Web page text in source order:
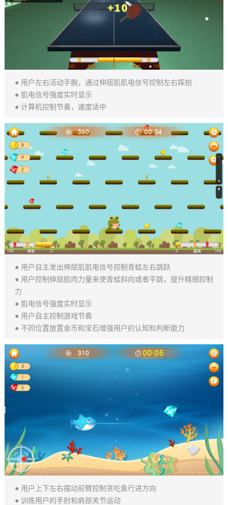
● 用户左右活动手腕，通过伸屈肌肌电信号控制左右挥拍
● 肌电信号强度实时显示
● 计算机控制节奏，速度适中
● 用户自主发出伸屈肌肌电信号控制青蛙左右跳跃
● 用户控制伸屈肌肉力量来使青蛙斜向或者平跳，提升精细控制
力
● 肌电信号强度实时显示
● 用户自主控制游戏节奏
● 不同位置放置金币和宝石增强用户的认知和判断能力
● 用户上下左右摆动前臂控制贪吃鱼行进方向
● 训练用户的手肘和肩部关节运动